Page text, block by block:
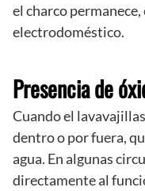
el charco
electrodoméstico.
Presencia de
Cuando el
dentro o por fuera,
agua. En algunas
directamente al